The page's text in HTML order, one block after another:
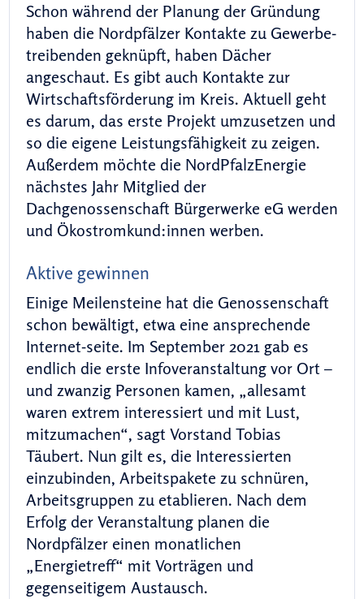
Schon während der Planung der Gründung
haben die Nordpfälzer Kontakte zu Gewerbe-
treibenden geknüpft, haben Dächer
angeschaut. Es gibt auch Kontakte zur
Wirtschaftsförderung im Kreis. Aktuell geht
es darum, das erste Projekt umzusetzen und
so die eigene Leistungsfähigkeit zu zeigen.
Außerdem möchte die NordPfalzEnergie
nächstes Jahr Mitglied der
Dachgenossenschaft Bürgerwerke eG werden
und Ökostromkund:innen werben.
Aktive gewinnen
Einige Meilensteine hat die Genossenschaft
schon bewältigt, etwa eine ansprechende
Internet-seite. Im September 2021 gab es
endlich die erste Infoveranstaltung vor Ort –
und zwanzig Personen kamen, „allesamt
waren extrem interessiert und mit Lust,
mitzumachen“, sagt Vorstand Tobias
Täubert. Nun gilt es, die Interessierten
einzubinden, Arbeitspakete zu schnüren,
Arbeitsgruppen zu etablieren. Nach dem
Erfolg der Veranstaltung planen die
Nordpfälzer einen monatlichen
„Energietreff“ mit Vorträgen und
gegenseitigem Austausch.